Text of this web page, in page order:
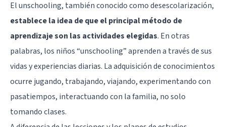
El unschooling, también conocido como desescolarización,
establece la idea de que el principal método de
aprendizaje son las actividades elegidas. En otras
palabras, los niños “unschooling” aprenden a través de sus
vidas y experiencias diarias. La adquisición de conocimientos
ocurre jugando, trabajando, viajando, experimentando con
pasatiempos, interactuando con la familia, no solo
tomando clases.